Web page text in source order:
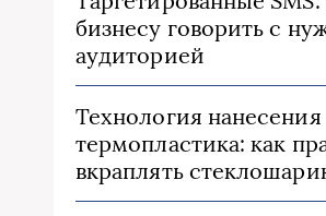
бизнесу говорить с
аудиторией
Технология нанесения
термопластика: как
вкраплять